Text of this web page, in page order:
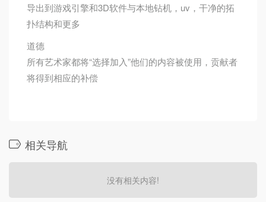
导出到游戏引擎和3D软件与本地钻机，uv，干净的拓
扑结构和更多
道德
所有艺术家都将“选择加入”他们的内容被使用，贡献者
将得到相应的补偿
相关导航
没有相关内容!